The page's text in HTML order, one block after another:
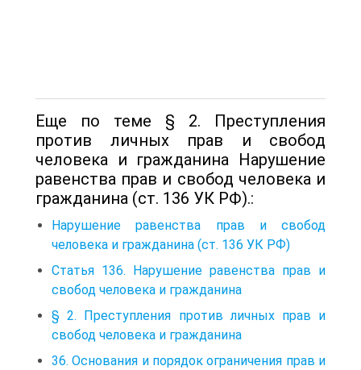
Еще по теме § 2. Преступления
против личных прав и свобод
человека и гражданина Нарушение
равенства прав и свобод человека и
гражданина (ст. 136 УК РФ).:
Нарушение равенства прав и свобод
человека и гражданина (ст. 136 УК РФ)
Статья 136. Нарушение равенства прав и
свобод человека и гражданина
§ 2. Преступления против личных прав и
свобод человека и гражданина
36. Основания и порядок ограничения прав и